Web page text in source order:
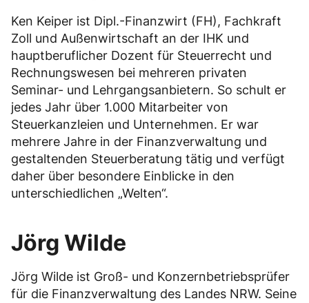
Ken Keiper ist Dipl.-Finanzwirt (FH), Fachkraft
Zoll und Außenwirtschaft an der IHK und
hauptberuflicher Dozent für Steuerrecht und
Rechnungswesen bei mehreren privaten
Seminar- und Lehrgangsanbietern. So schult er
jedes Jahr über 1.000 Mitarbeiter von
Steuerkanzleien und Unternehmen. Er war
mehrere Jahre in der Finanzverwaltung und
gestaltenden Steuerberatung tätig und verfügt
daher über besondere Einblicke in den
unterschiedlichen „Welten“.
Jörg Wilde
Jörg Wilde ist Groß- und Konzernbetriebsprüfer
für die Finanzverwaltung des Landes NRW. Seine